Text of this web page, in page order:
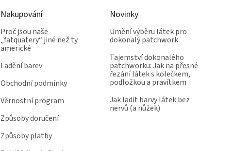
Nakupování
Proč jsou naše
„fatquatery“ jiné než ty
americké
Ladění barev
Obchodní podmínky
Věrnostní program
Způsoby doručení
Způsoby platby
Novinky
Umění výběru látek pro
dokonalý patchwork
Tajemství dokonalého
patchworku: Jak na přesné
řezání látek s kolečkem,
podložkou a pravítkem
Jak ladit barvy látek bez
nervů (a nůžek)